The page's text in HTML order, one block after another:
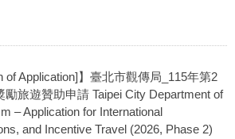
of Application]】臺北市觀傳局_115年第2
旅遊贊助申請 Taipei City Department of
– Application for International
and Incentive Travel (2026, Phase 2)